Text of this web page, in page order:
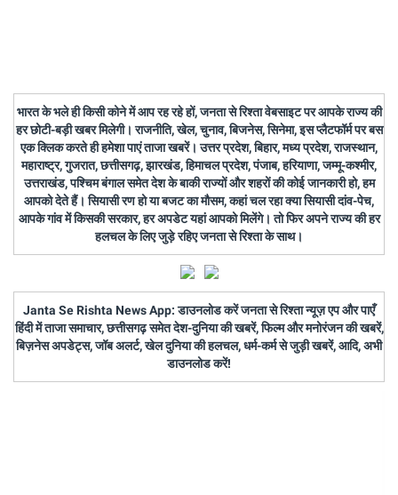
भारत के भले ही किसी कोने में आप रह रहे हों, जनता से रिश्ता वेबसाइट पर आपके राज्य की
हर छोटी-बड़ी खबर मिलेगी। राजनीति, खेल, चुनाव, बिजनेस, सिनेमा, इस प्लैटफॉर्म पर बस
एक क्लिक करते ही हमेशा पाएं ताजा खबरें। उत्तर प्रदेश, बिहार, मध्य प्रदेश, राजस्थान,
महाराष्ट्र, गुजरात, छत्तीसगढ़, झारखंड, हिमाचल प्रदेश, पंजाब, हरियाणा, जम्मू-कश्मीर,
उत्तराखंड, पश्चिम बंगाल समेत देश के बाकी राज्यों और शहरों की कोई जानकारी हो, हम
आपको देते हैं। सियासी रण हो या बजट का मौसम, कहां चल रहा क्या सियासी दांव-पेच,
आपके गांव में किसकी सरकार, हर अपडेट यहां आपको मिलेंगे। तो फिर अपने राज्य की हर
हलचल के लिए जुड़े रहिए जनता से रिश्ता के साथ।
Janta Se Rishta News App: डाउनलोड करें जनता से रिश्ता न्यूज़ एप और पाएँ
हिंदी में ताजा समाचार, छत्तीसगढ़ समेत देश-दुनिया की खबरें, फिल्म और मनोरंजन की खबरें,
बिज़नेस अपडेट्स, जॉब अलर्ट, खेल दुनिया की हलचल, धर्म-कर्म से जुड़ी खबरें, आदि, अभी
डाउनलोड करें!